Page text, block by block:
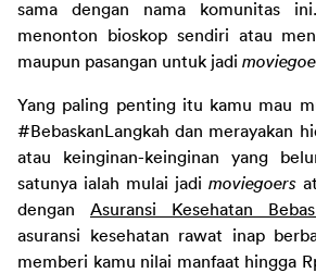
sama dengan nama komunitas
menonton bioskop sendiri atau
maupun pasangan untuk jadi
Yang paling penting itu kamu mau
#BebaskanLangkah dan merayakan
atau keinginan-keinginan yang
satunya ialah mulai jadi moviegoers
dengan Asuransi Kesehatan
asuransi kesehatan rawat inap
memberi kamu nilai manfaat hingga